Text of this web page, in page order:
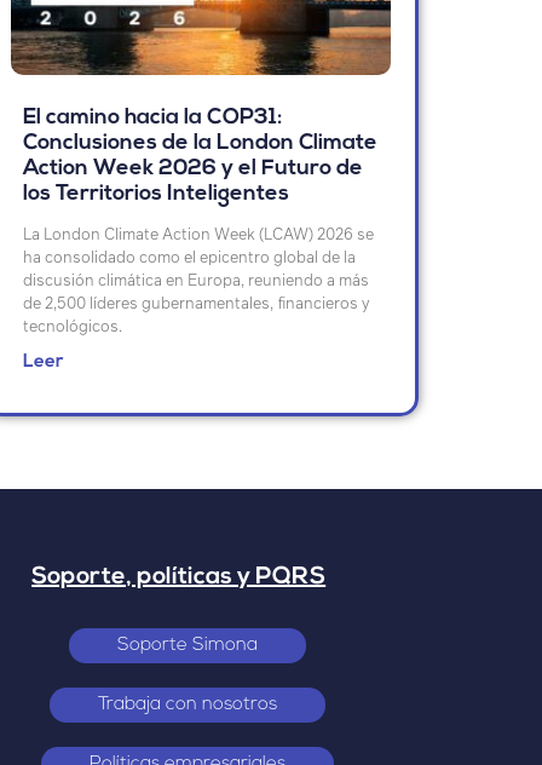
El camino hacia la COP31:
Conclusiones de la London Climate
Action Week 2026 y el Futuro de
los Territorios Inteligentes
La London Climate Action Week (LCAW) 2026 se
ha consolidado como el epicentro global de la
discusión climática en Europa, reuniendo a más
de 2,500 líderes gubernamentales, financieros y
tecnológicos.
Leer
Soporte, políticas y PQRS
Soporte Simona
Trabaja con nosotros